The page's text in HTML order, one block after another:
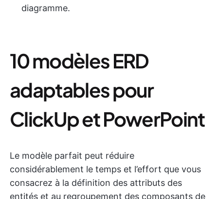
diagramme.
10 modèles ERD
adaptables pour
ClickUp et PowerPoint
Le modèle parfait peut réduire
considérablement le temps et l’effort que vous
consacrez à la définition des attributs des
entités et au regroupement des composants de